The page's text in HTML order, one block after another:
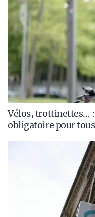
Vélos, trottinettes…
obligatoire pour